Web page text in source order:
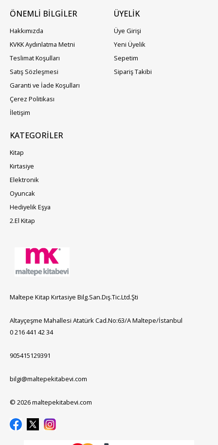
ÖNEMLİ BİLGİLER
Hakkımızda
KVKK Aydınlatma Metni
Teslimat Koşulları
Satış Sözleşmesi
Garanti ve İade Koşulları
Çerez Politikası
İletişim
ÜYELIK
Üye Girişi
Yeni Üyelik
Sepetim
Sipariş Takibi
KATEGORILER
Kitap
Kırtasiye
Elektronik
Oyuncak
Hediyelik Eşya
2.El Kitap
Maltepe Kitap Kırtasiye Bilg.San.Dış.Tic.Ltd.Şti
Altayçeşme Mahallesi Atatürk Cad.No:63/A Maltepe/İstanbul
0 216 441 42 34
905415129391
bilgi@maltepekitabevi.com
© 2026 maltepekitabevi.com